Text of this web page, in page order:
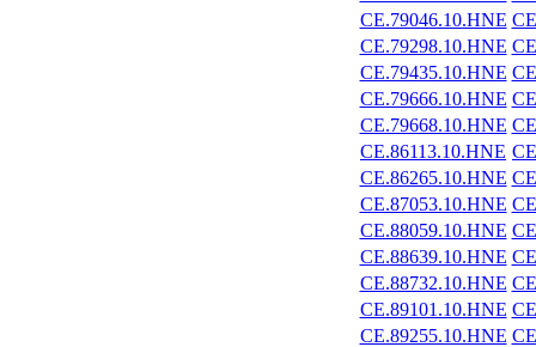
CE.79046.10.HNE
CE.79298.10.HNE
CE.79435.10.HNE
CE.79666.10.HNE
CE.79668.10.HNE
CE.86113.10.HNE
CE.86265.10.HNE
CE.87053.10.HNE
CE.88059.10.HNE
CE.88639.10.HNE
CE.88732.10.HNE
CE.89101.10.HNE
CE.89255.10.HNE